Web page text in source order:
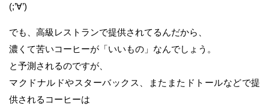
(;’∀’)
でも、高級レストランで提供されてるんだから、
濃くて苦いコーヒーが「いいもの」なんでしょう。
と予測されるのですが、
マクドナルドやスターバックス、またまたドトールなどで提
供されるコーヒーは